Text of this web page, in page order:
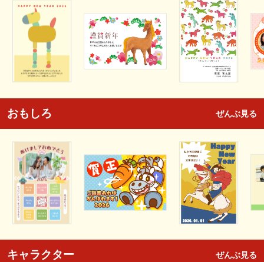
おもしろ ぜんぶ見る
キャラクター ぜんぶ見る